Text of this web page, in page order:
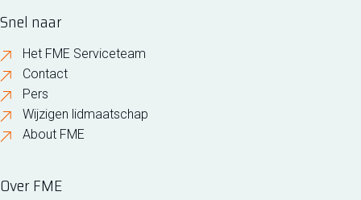
Snel naar
Het FME Serviceteam
Contact
Pers
Wijzigen lidmaatschap
About FME
Over FME